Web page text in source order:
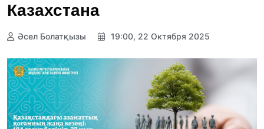
Казахстана
Әсел Болатқызы 19:00, 22 Октября 2025